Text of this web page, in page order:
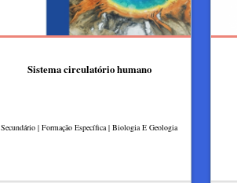
Sistema circulatório humano
Secundário | Formação Específica | Biologia E Geologia